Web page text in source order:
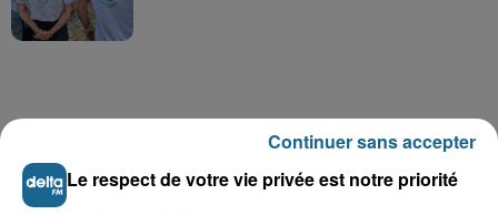
A GAGNER
Le respect de votre vie privée est notre priorité
Continuer sans accepter